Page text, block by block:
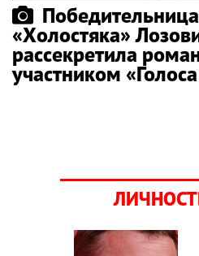
Победительница
«Холостяка»
рассекретила
участником